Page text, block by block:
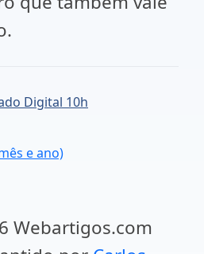
Digital 10h
e ano)
Webartigos.com